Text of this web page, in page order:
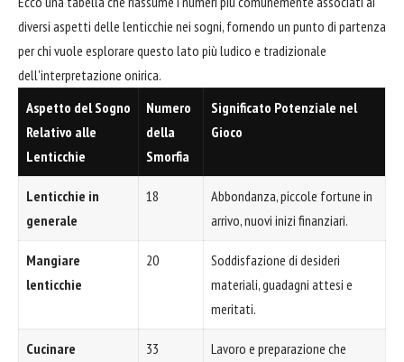
diversi aspetti delle lenticchie nei sogni, fornendo un punto di partenza
per chi vuole esplorare questo lato più ludico e tradizionale
dell'interpretazione onirica.
Aspetto del Sogno
Relativo alle
Lenticchie
Numero
della
Smorfia
Significato Potenziale nel
Gioco
Lenticchie in
generale
18
Abbondanza, piccole fortune in
arrivo, nuovi inizi finanziari.
Mangiare
lenticchie
20
Soddisfazione di desideri
materiali, guadagni attesi e
meritati.
Cucinare
33
Lavoro e preparazione che